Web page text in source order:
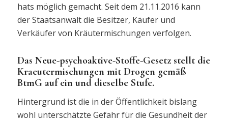
hats möglich gemacht. Seit dem 21.11.2016 kann
der Staatsanwalt die Besitzer, Käufer und
Verkäufer von Kräutermischungen verfolgen.
Das Neue-psychoaktive-Stoffe-Gesetz stellt die
Kraeutermischungen mit Drogen gemäß
BtmG auf ein und dieselbe Stufe.
Hintergrund ist die in der Öffentlichkeit bislang
wohl unterschätzte Gefahr für die Gesundheit der